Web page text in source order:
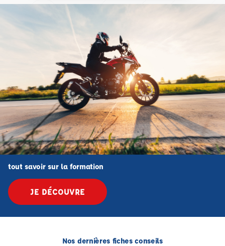
tout savoir sur la formation
JE DÉCOUVRE
Nos dernières fiches conseils